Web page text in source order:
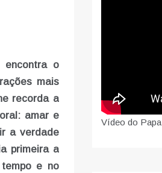
encontra o
mais
recorda a
amar e
a verdade
primeira a
e no
Vídeo do Papa